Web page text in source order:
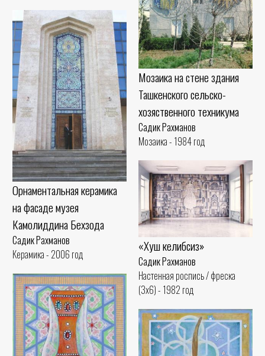
Мозаика на стене здания
Ташкенского сельско-
хозяственного техникума
Садик Рахманов
Мозаика - 1984 год
Орнаментальная керамика
на фасаде музея
Камолиддина Бехзода
Садик Рахманов
Керамика - 2006 год
«Хуш келибсиз»
Садик Рахманов
Настенная роспись / фреска
(3x6) - 1982 год